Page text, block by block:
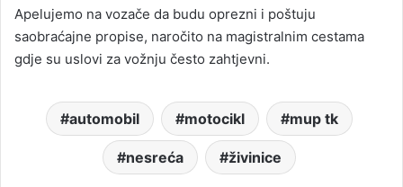
Apelujemo na vozače da budu oprezni i poštuju
saobraćajne propise, naročito na magistralnim cestama
gdje su uslovi za vožnju često zahtjevni.
automobil motocikl mup tk
nesreća živinice